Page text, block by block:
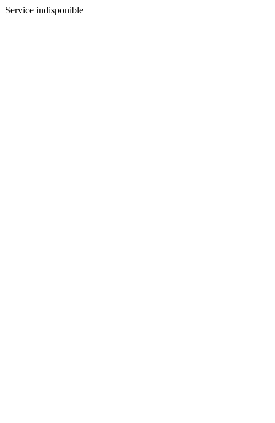
Service indisponible